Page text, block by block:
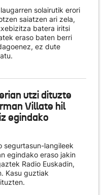
solairutik erori
saiatzen ari zela,
batera iritsi
eraso baten berri
ez dute
utzi dituzte
Villate hil
egindako
segurtasun-langileek
egindako eraso jakin
Radio Euskadin,
Kasu guztiak